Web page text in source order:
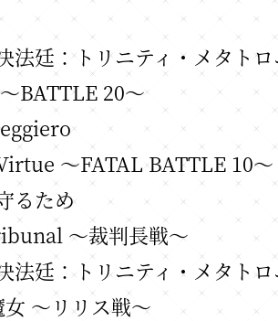
法廷：トリニティ・メタト
BATTLE 20～
～FATAL BATTLE 10～
るため
～裁判長戦～
法廷：トリニティ・メタト
～リリス戦～